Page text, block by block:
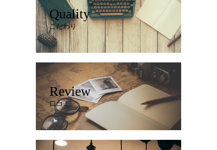
Quality
こだわり
Review
口コミ